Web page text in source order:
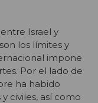
Israel y
los límites y
impone
Por el lado de
ha habido
civiles, así como